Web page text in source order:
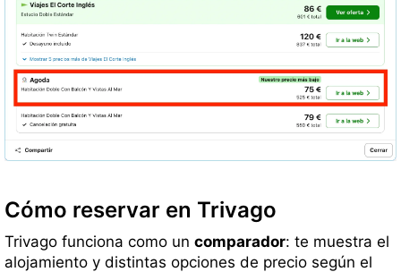
Cómo reservar en Trivago
Trivago funciona como un comparador: te muestra el
alojamiento y distintas opciones de precio según el